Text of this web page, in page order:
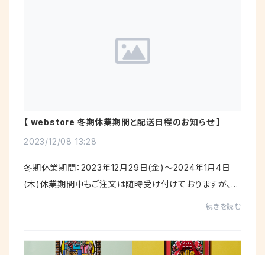
【 webstore 冬期休業期間と配送日程のお知らせ 】
2023/12/08 13:28
冬期休業期間：2023年12月29日(金)～2024年1月4日
(木)休業期間中もご注文は随時受け付けておりますが、発
送・お問合せ対応業務をお休みさせていただきます。お客
続きを読む